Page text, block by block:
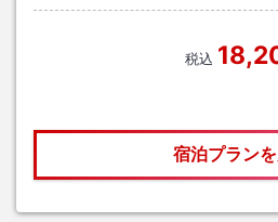
越しの際は、セブンイレブン側奥のスペー
税込
宿泊プラン